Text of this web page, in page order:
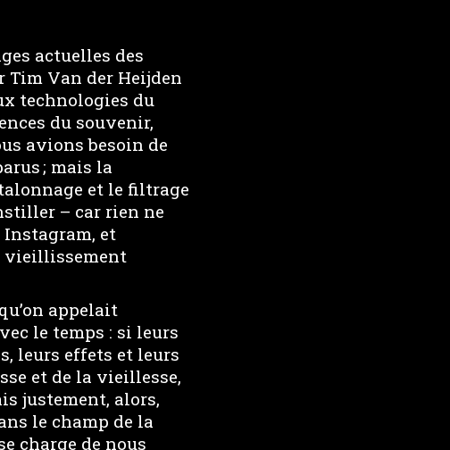
actuelles des
Tim Van der Heijden
technologies du
du souvenir,
avions besoin de
; mais la
et le filtrage
– car rien ne
Instagram, et
vieillissement
appelait
le temps : si leurs
leurs effets et leurs
et de la vieillesse,
justement, alors,
le champ de la
charge de nous